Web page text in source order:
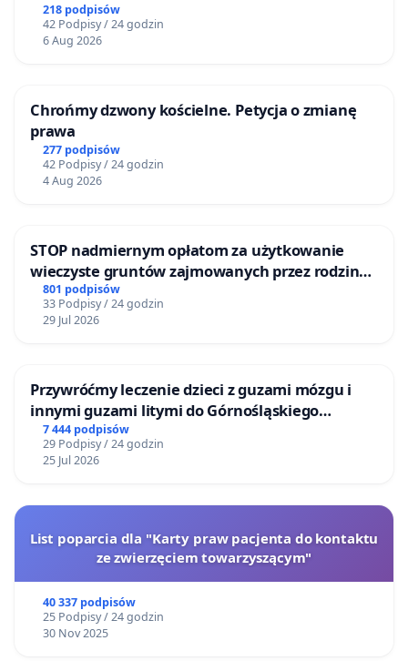
218 podpisów
42 Podpisy / 24 godzin
6 Aug 2026
Chrońmy dzwony kościelne. Petycja o zmianę
prawa
277 podpisów
42 Podpisy / 24 godzin
4 Aug 2026
STOP nadmiernym opłatom za użytkowanie
wieczyste gruntów zajmowanych przez rodzinne
ogrody działkowe.
801 podpisów
33 Podpisy / 24 godzin
29 Jul 2026
Przywróćmy leczenie dzieci z guzami mózgu i
innymi guzami litymi do Górnośląskiego
Centrum Zdrowia Dziecka w Katowicach
7 444 podpisów
29 Podpisy / 24 godzin
25 Jul 2026
List poparcia dla "Karty praw pacjenta do kontaktu
ze zwierzęciem towarzyszącym"
40 337 podpisów
25 Podpisy / 24 godzin
30 Nov 2025